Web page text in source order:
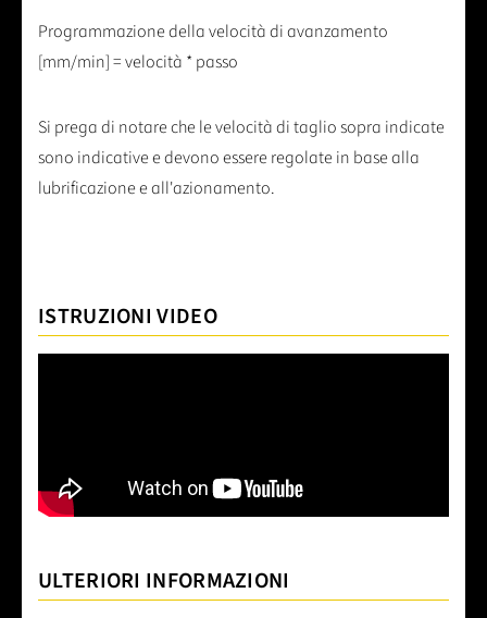
Programmazione della velocità di avanzamento
[mm/min] = velocità * passo
Si prega di notare che le velocità di taglio sopra indicate
sono indicative e devono essere regolate in base alla
lubrificazione e all'azionamento.
ISTRUZIONI VIDEO
ULTERIORI INFORMAZIONI